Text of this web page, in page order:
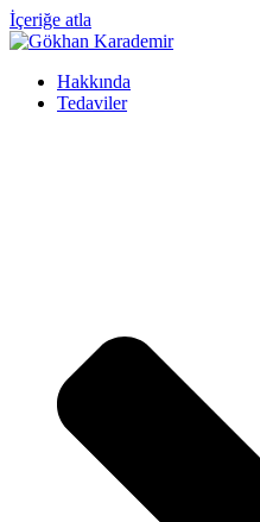
İçeriğe atla
Hakkında
Tedaviler